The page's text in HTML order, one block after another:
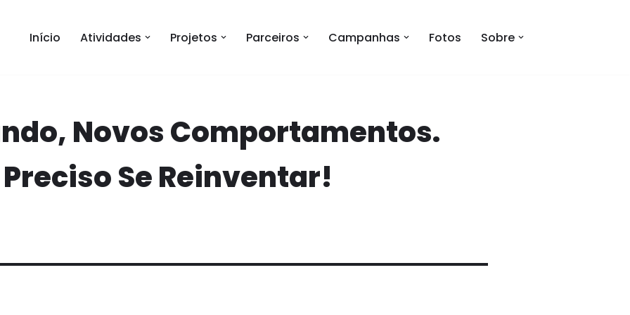
Início Atividades Projetos Parceiros Campanhas Fotos Sobre
Novos Comportamentos.
Preciso Se Reinventar!